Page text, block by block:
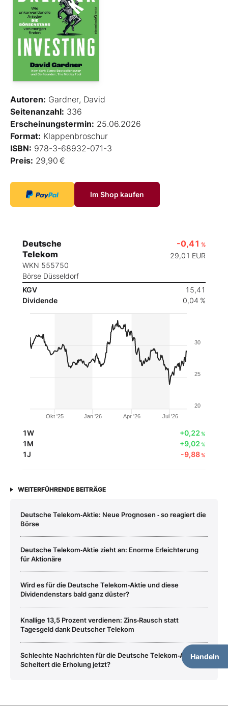
Autoren: Gardner, David
Seitenanzahl: 336
Erscheinungstermin: 25.06.2026
Format: Klappenbroschur
ISBN: 978-3-68932-071-3
Preis: 29,90 €
Im Shop kaufen
Deutsche
Telekom
WKN 555750
Börse Düsseldorf
-0,41 %
29,01 EUR
KGV
15,41
Dividende
0,04 %
Handeln
Okt '25 Jan '26 Apr '26 Jul '26
20
25
30
1W +0,22%
1M +9,02%
1J -9,88%
WEITERFÜHRENDE BEITRÄGE
Deutsche Telekom‑Aktie: Neue Prognosen ‑ so reagiert die
Börse
Deutsche Telekom‑Aktie zieht an: Enorme Erleichterung
für Aktionäre
Wird es für die Deutsche Telekom‑Aktie und diese
Dividendenstars bald ganz düster?
Knallige 13,5 Prozent verdienen: Zins‑Rausch statt
Tagesgeld dank Deutscher Telekom
Schlechte Nachrichten für die Deutsche Telekom‑Aktie:
Scheitert die Erholung jetzt?